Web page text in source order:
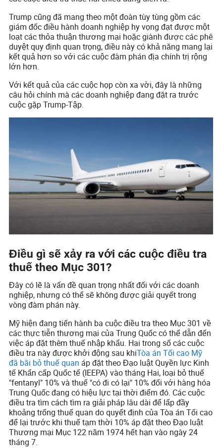
Trump cũng đã mang theo một đoàn tùy tùng gồm các
giám đốc điều hành doanh nghiệp hy vọng đạt được một
loạt các thỏa thuận thương mại hoặc giành được các phê
duyệt quy định quan trọng, điều này có khả năng mang lại
kết quả hơn so với các cuộc đàm phán địa chính trị rộng
lớn hơn.
Với kết quả của các cuộc họp còn xa vời, đây là những
câu hỏi chính mà các doanh nghiệp đang đặt ra trước
cuộc gặp Trump-Tập.
Điều gì sẽ xảy ra với các cuộc điều tra
thuế theo Mục 301?
Đây có lẽ là vấn đề quan trọng nhất đối với các doanh
nghiệp, nhưng có thể sẽ không được giải quyết trong
vòng đàm phán này.
Mỹ hiện đang tiến hành ba cuộc điều tra theo Mục 301 về
các thực tiễn thương mại của Trung Quốc có thể dẫn đến
việc áp đặt thêm thuế nhập khẩu. Hai trong số các cuộc
điều tra này được khởi động sau khiTòa án Tối cao Mỹ
đã bãi bỏ thuế quan áp đặt theo Đạo luật Quyền lực Kinh
tế Khẩn cấp Quốc tế (IEEPA) vào tháng Hai, loại bỏ thuế
"fentanyl" 10% và thuế "có đi có lại" 10% đối với hàng hóa
Trung Quốc đang có hiệu lực tại thời điểm đó. Các cuộc
điều tra tìm cách tìm ra giải pháp lâu dài để lấp đầy
khoảng trống thuế quan do quyết định của Tòa án Tối cao
để lại trước khi thuế tạm thời 10% áp đặt theo Đạo luật
Thương mại Mục 122 năm 1974 hết hạn vào ngày 24
tháng 7.